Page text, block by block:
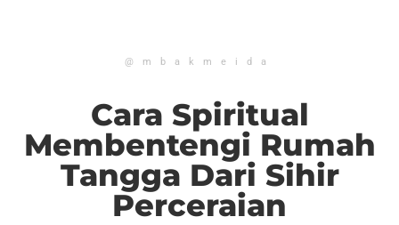
@mbakmeida
Cara Spiritual
Membentengi Rumah
Tangga Dari Sihir
Perceraian